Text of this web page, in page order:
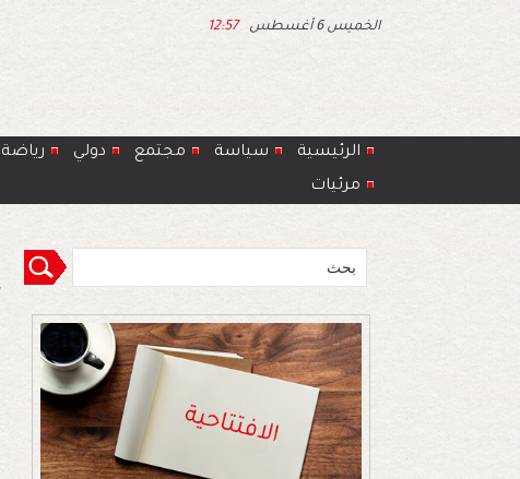
الخميس 6 أغسطس 12:57
الرئيسية سياسة مجتمع دولي رياضة
مرئيات